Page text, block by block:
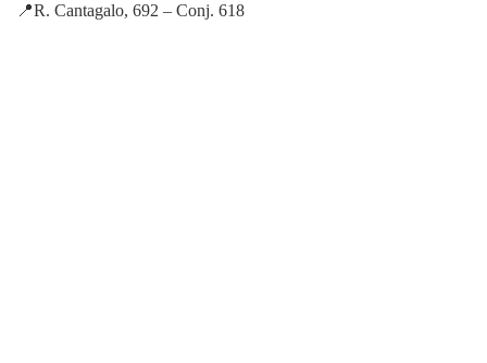
📍R. Cantagalo, 692 – Conj. 618